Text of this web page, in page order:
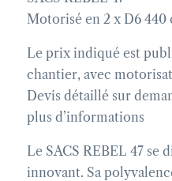
Motorisé en 2 x D6 440
Le prix indiqué est
chantier, avec
Devis détaillé sur
plus d’informations
Le SACS REBEL 47 se
innovant. Sa